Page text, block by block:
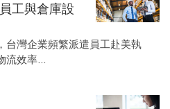
工與倉庫設
台灣企業頻繁派遣員工赴美執
流效率...